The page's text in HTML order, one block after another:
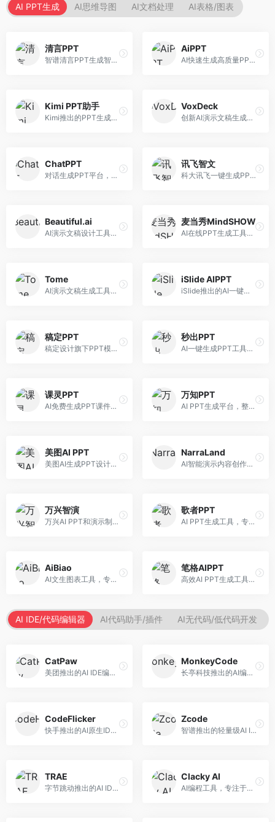
AI PPT生成 AI思维导图 AI文档处理 AI表格/图表
清言PPT
智谱清言PPT生成智能体，基于GLM大模型。面向智谱用户，支持对话生成PPT、内容优化等服务，与智谱生态深度整合。
AiPPT
AI快速生成高质量PPT平台，支持主题定制。面向职场人士和学生，提供一键生成、模板选择、内容优化等服务，PPT制作速度快，设计质量高。
Kimi PPT助手
Kimi推出的PPT生成智能体，整合长文本处理能力。面向职场人士和学生，支持文档解析、PPT生成、内容优化等服务，与Kimi生态深度整合。
VoxDeck
创新AI演示文稿生成工具，支持语音交互创作。面向职场人士，支持语音输入、PPT生成、内容优化等功能，语音创作体验便捷。
ChatPPT
对话生成PPT平台，支持自然语言交互创作。面向职场人士和教育工作者，通过对话方式完成PPT制作，交互体验友好，创作过程直观。
讯飞智文
科大讯飞一键生成PPT和Word工具，整合语音技术。面向职场人士，支持语音输入、文档生成、格式调整等功能，办公效率显著提升。
Beautiful.ai
AI演示文稿设计工具，专注于自动化设计排版。面向职场人士，提供智能排版、模板选择、设计优化等服务，设计美观度高。
麦当秀MindSHOW
AI在线PPT生成工具，支持思维导图转PPT。面向职场人士，提供思维导图导入、PPT生成、模板选择等服务，思维导图转PPT效率高。
Tome
AI演示文稿生成工具，专注于故事化演示创作。面向创业者和营销人员，提供故事叙述、视觉设计、内容生成等服务，演示文稿叙事性强。
iSlide AIPPT
iSlide推出的AI一键设计精美PPT工具。面向PPT设计用户，提供模板库、内容生成、设计优化等服务，与iSlide插件深度整合。
稿定PPT
稿定设计旗下PPT模板资源库，整合AI生成功能。面向设计师和职场人士，提供海量PPT模板、AI内容生成等服务，模板质量高。
秒出PPT
AI一键生成PPT工具，专注于快速演示文稿制作。面向职场人士，支持主题输入、内容生成、模板套用等功能，PPT生成速度快，适合紧急制作场景。
课灵PPT
AI免费生成PPT课件平台，专注于教育场景。面向教师和教育工作者，提供课件生成、教学设计、模板选择等服务，教育适配性强。
万知PPT
AI PPT生成平台，整合知识库与创作功能。面向职场人士，支持内容检索、PPT生成、设计优化等服务，知识整合能力强。
美图AI PPT
美图AI生成PPT设计工具，整合图像处理能力。面向设计师和职场人士，提供PPT生成、图片美化、设计优化等服务，视觉设计美观。
NarraLand
AI智能演示内容创作平台，专注于叙事演示。面向内容创作者，提供故事创作、演示生成、动画设计等服务，演示内容生动有趣。
万兴智演
万兴AI PPT和演示制作软件，整合视频演示功能。面向职场人士和教育工作者，提供PPT生成、演示录制、视频制作等服务，演示功能完善。
歌者PPT
AI PPT生成工具，专注于演示文稿智能创作。面向职场人士，支持主题输入、内容生成、设计美化等功能，PPT制作效率高。
AiBiao
AI文生图表工具，专注于数据可视化展示。面向数据分析师和职场人士，提供图表生成、数据可视化、PPT嵌入等服务，数据展示专业。
笔格AIPPT
高效AI PPT生成工具，专注于演示文稿智能创作。面向职场人士，支持主题输入、内容生成、设计美化等功能，PPT制作效率高。
AI IDE/代码编辑器 AI代码助手/插件 AI无代码/低代码开发
CatPaw
美团推出的AI IDE编程工具，专注于本地开发生态。面向开发者，提供智能代码补全、代码生成、项目管理等服务，本地开发体验好。
MonkeyCode
长亭科技推出的AI编程助手，专注于安全开发。面向开发者，提供代码生成、安全检测、漏洞修复等服务，安全开发能力强。
CodeFlicker
快手推出的AI原生IDE，专注于短视频相关开发。面向快手生态开发者，提供代码生成、调试辅助等服务，与快手开发生态深度整合。
Zcode
智谱推出的轻量级AI IDE，基于GLM模型。面向开发者，提供智能代码补全、代码生成、错误检测等服务，中文编程支持好。
TRAE
字节跳动推出的AI IDE编程工具，深度集成大模型能力。面向开发者，提供智能代码补全、代码解释、重构优化等服务，编程效率显著提升。
Clacky AI
AI编程工具，专注于代码智能生成与优化。面向开发者，提供代码生成、代码重构、错误修复等服务，编程效率高。